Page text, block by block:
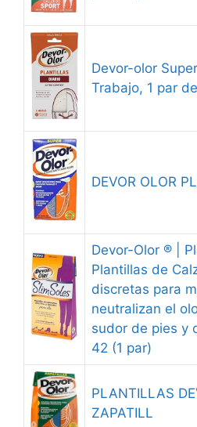
Devor-olor
Trabajo, 1 par
DEVOR OLOR
Devor-Olor ® |
Plantillas de
discretas para
neutralizan el
sudor de pies y
42 (1 par)
PLANTILLAS
ZAPATILL